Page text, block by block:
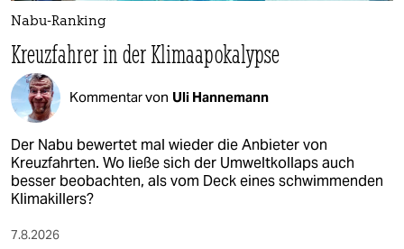
Nabu-Ranking
Kreuzfahrer in der Klimaapokalypse
Kommentar von Uli Hannemann
Der Nabu bewertet mal wieder die Anbieter von
Kreuzfahrten. Wo ließe sich der Umweltkollaps auch
besser beobachten, als vom Deck eines schwimmenden
Klimakillers?
7.8.2026